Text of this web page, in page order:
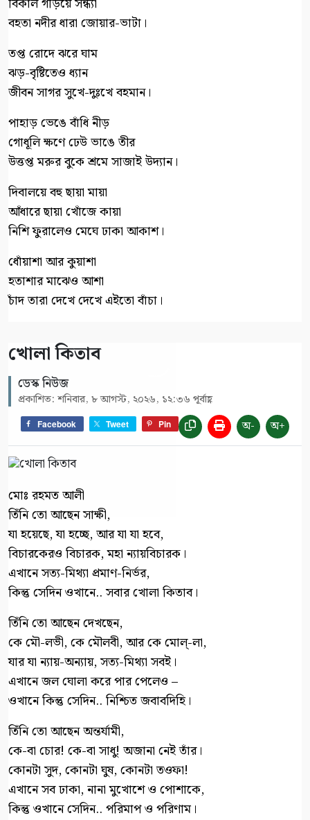
বহতা নদীর ধারা জোয়ার-ভাটা।
তপ্ত রোদে ঝরে ঘাম
ঝড়-বৃষ্টিতেও ধ্যান
জীবন সাগর সুখে-দুঃখে বহমান।
পাহাড় ভেঙে বাঁধি নীড়
গোধূলি ক্ষণে ঢেউ ভাঙে তীর
উত্তপ্ত মরুর বুকে শ্রমে সাজাই উদ্যান।
দিবালয়ে বহু ছায়া মায়া
আঁধারে ছায়া খোঁজে কায়া
নিশি ফুরালেও মেঘে ঢাকা আকাশ।
ধোঁয়াশা আর কুয়াশা
হতাশার মাঝেও আশা
চাঁদ তারা দেখে দেখে এইতো বাঁচা।
খোলা কিতাব
ডেস্ক নিউজ
প্রকাশিত: শনিবার, ৮ আগস্ট, ২০২৬, ১২:৩৬ পূর্বাহ্ণ
Facebook Tweet Pin অ- অ+
মোঃ রহমত আলী
তিঁনি তো আছেন সাক্ষী,
যা হয়েছে, যা হচ্ছে, আর যা যা হবে,
বিচারকেরও বিচারক, মহা ন্যায়বিচারক।
এখানে সত্য-মিথ্যা প্রমাণ-নির্ভর,
কিন্তু সেদিন ওখানে.. সবার খোলা কিতাব।
তিঁনি তো আছেন দেখছেন,
কে মৌ-লভী, কে মৌলবী, আর কে মোল্-লা,
যার যা ন্যায়-অন্যায়, সত্য-মিথ্যা সবই।
এখানে জল ঘোলা করে পার পেলেও –
ওখানে কিন্তু সেদিন.. নিশ্চিত জবাবদিহি।
তিঁনি তো আছেন অন্তর্যামী,
কে-বা চোর! কে-বা সাধু! অজানা নেই তাঁর।
কোনটা সুদ, কোনটা ঘুষ, কোনটা তওফা!
এখানে সব ঢাকা, নানা মুখোশে ও পোশাকে,
কিন্তু ওখানে সেদিন.. পরিমাপ ও পরিণাম।